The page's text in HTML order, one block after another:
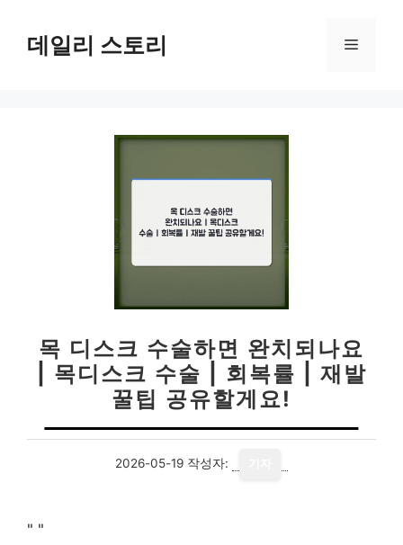
데일리 스토리 메
목 디스크 수술하면 완치되나요
| 목디스크 수술 | 회복률 | 재발
꿀팁 공유할게요!
2026-05-19 작성자:
" "